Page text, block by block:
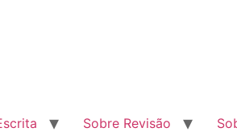
Sobre Revisão